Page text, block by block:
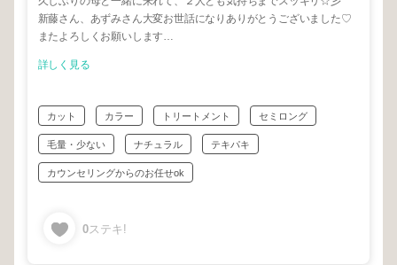
新藤さん、あずみさん大変お世話になりありがとうございました♡
またよろしくお願いします…
詳しく見る
カット カラー トリートメント セミロング
毛量・少ない ナチュラル テキパキ
カウンセリングからのお任せok
0ステキ!